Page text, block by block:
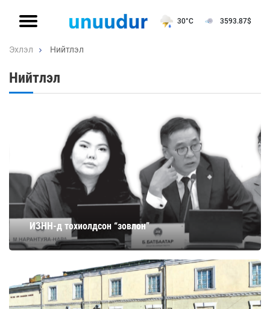
30°C 3593.87$
Эхлэл Нийтлэл
Нийтлэл
ИЗНН-д тохиолдсон “зовлон”